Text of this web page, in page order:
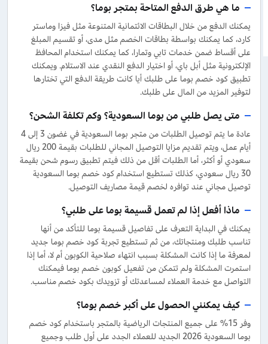
ما هي طرق الدفع المتاحة بمتجر بوما؟
يمكنك الدفع من خلال البطاقات الائتمانية المتنوعة مثل فيزا وماستر
كارد، كما يمكنك بواسطة بطاقات الخصم مثل مدى، أو تقسيم المبلغ
على أقساط ضمن خدمات تابي وتمارا، كما يمكنك استخدام المحافظ
الإلكترونية مثل أبل باي، أو اختيار الدفع النقدي عند الاستلام. ويمكنك
تطبيق كود خصم بوما على طلبك أيا كانت طريقة الدفع التي تختارها
لتوفير المزيد من المال على طلبك.
متى يصل طلبي من بوما السعودية؟ وكم تكلفة الشحن؟
عادة ما يتم توصيل الطلبات من متجر بوما السعودية في غضون 3 إلى 4
أيام عمل، ويتم تقديم مزايا التوصيل المجاني للطلبات بقيمة 200 ريال
سعودي أو أكثر، أما الطلبات أقل من ذلك فيتم تطبيق رسوم شحن بقيمة
30 ريال سعودي، كذلك تستطيع استخدام كود خصم بوما السعودية
توصيل مجاني عند توافره لخصم قيمة مصاريف التوصيل.
ماذا أفعل إذا لم تعمل قسيمة بوما على طلبي؟
يمكنك في البداية التعرف على تفاصيل قسيمة بوما للتأكد من أنها
تناسب طلبك ومنتجاتك، من ثم تستطيع تجربة كود خصم بوما جديد
لمعرفة ما إذا كانت المشكلة بسبب انتهاء صلاحية الكوبون أم لا، أما إذا
استمرت المشكلة ولم تتمكن من تفعيل كوبون خصم بوما فيمكنك
التواصل مع خدمة العملاء لمساعدتك أو تزويدك بكود خصم مناسب.
كيف يمكنني الحصول على أكبر خصم بوما؟
وفر 15% على جميع المنتجات الرياضية بالمتجر باستخدام كود خصم
بوما السعودية 2026 الجديد للعملاء الجدد على أول طلب وجميع